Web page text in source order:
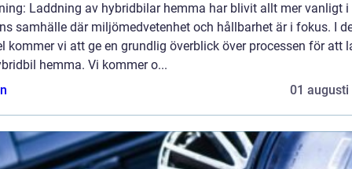
Laddning av hybridbilar hemma har blivit allt mer vanligt i
samhälle där miljömedvetenhet och hållbarhet är i fokus. I
kommer vi att ge en grundlig överblick över processen för att
hemma. Vi kommer o...
01 augusti